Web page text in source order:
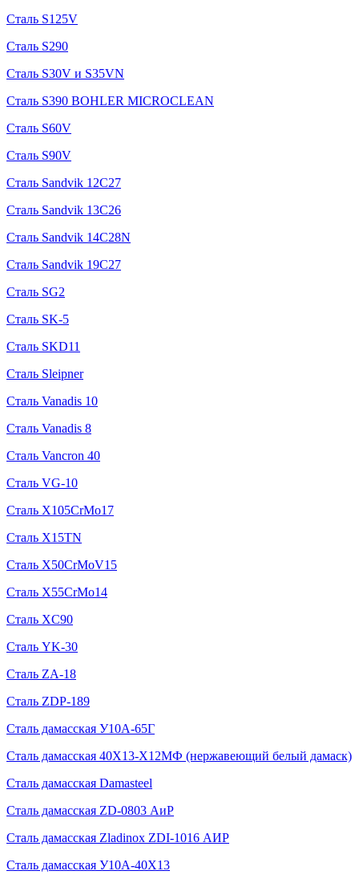
Сталь S125V
Сталь S290
Сталь S30V и S35VN
Сталь S390 BOHLER MICROCLEAN
Сталь S60V
Сталь S90V
Сталь Sandvik 12C27
Сталь Sandvik 13C26
Сталь Sandvik 14C28N
Сталь Sandvik 19C27
Сталь SG2
Сталь SK-5
Сталь SKD11
Сталь Sleipner
Сталь Vanadis 10
Сталь Vanadis 8
Сталь Vancron 40
Сталь VG-10
Сталь X105CrMo17
Сталь X15TN
Сталь X50CrMoV15
Сталь X55CrMo14
Сталь XC90
Сталь YK-30
Сталь ZA-18
Сталь ZDP-189
Сталь дамасская У10А-65Г
Сталь дамасская 40Х13-Х12МФ (нержавеющий белый дамаск)
Сталь дамасская Damasteel
Сталь дамасская ZD-0803 АиР
Сталь дамасская Zladinox ZDI-1016 АИР
Сталь дамасская У10А-40Х13